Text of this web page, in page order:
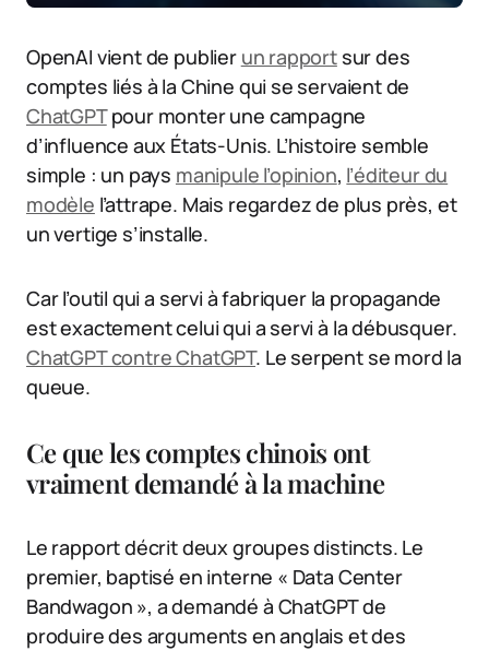
OpenAI vient de publier un rapportsur des
comptes liés à la Chine qui se servaient de
ChatGPTpour monter une campagne
d’influence aux États-Unis. L’histoire semble
simple : un pays manipule l’opinion, l’éditeur du
modèle l’attrape. Mais regardez de plus près, et
un vertige s’installe.
Car l’outil qui a servi à fabriquer la propagande
est exactement celui qui a servi à la débusquer.
ChatGPT contre ChatGPT. Le serpent se mord la
queue.
Ce que les comptes chinois ont
vraiment demandé à la machine
Le rapport décrit deux groupes distincts. Le
premier, baptisé en interne « Data Center
Bandwagon », a demandé à ChatGPT de
produire des arguments en anglais et des